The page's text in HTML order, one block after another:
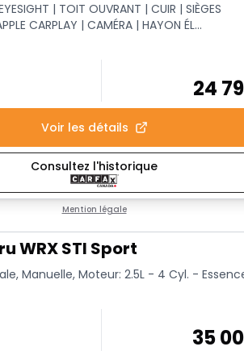
| TOIT OUVRANT | CUIR | SIÈGES
CARPLAY | CAMÉRA | HAYON ÉL...
24
Voir les détails
Consultez l'historique
Mention légale
WRX STI Sport
Manuelle, Moteur: 2.5L - 4 Cyl. -
35